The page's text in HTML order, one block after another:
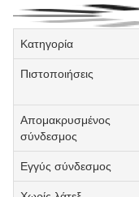
Κατηγορία
Πιστοποιήσεις
Απομακρυσμένος
σύνδεσμος
Εγγύς σύνδεσμος